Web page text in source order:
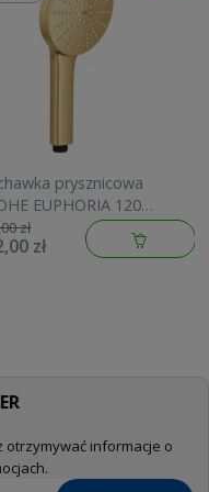
prysznicowa
EUPHORIA 120
cool sunrise
zł
zł
otrzymywać informacje o